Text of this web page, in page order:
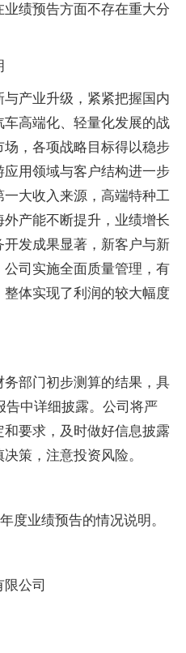
绩预告方面不存在重大分
产业升级，紧紧把握国内
高端化、轻量化发展的战
，各项战略目标得以稳步
用领域与客户结构进一步
大收入来源，高端特种工
产能不断提升，业绩增长
发成果显著，新客户与新
司实施全面质量管理，有
体实现了利润的较大幅度
部门初步测算的结果，具
告中详细披露。公司将严
要求，及时做好信息披露
策，注意投资风险。
度业绩预告的情况说明。
公司